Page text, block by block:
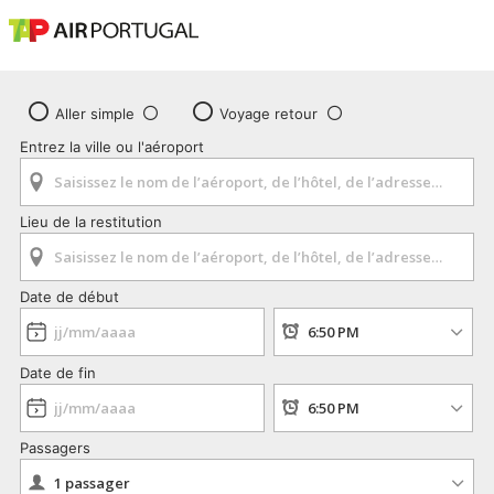
Aller simple
Voyage retour
Entrez la ville ou l'aéroport
Lieu de la restitution
Date de début
Date de fin
Passagers